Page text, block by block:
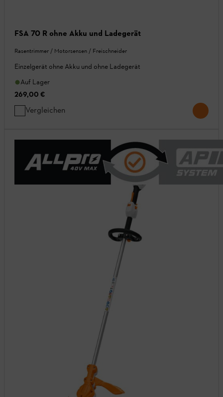
FSA 70 R ohne Akku und Ladegerät
Rasentrimmer / Motorsensen / Freischneider
Einzelgerät ohne Akku und ohne Ladegerät
Auf Lager
269,00 €
Vergleichen